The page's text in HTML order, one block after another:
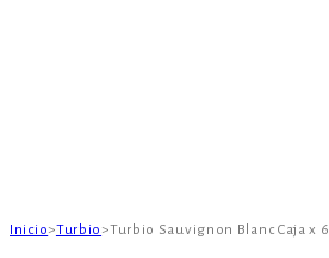
Inicio>Turbio >Turbio Sauvignon Blanc Caja x 6